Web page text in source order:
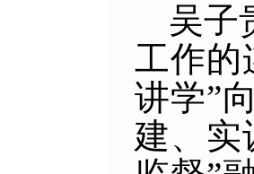
吴子
工作的
讲学”
建、实